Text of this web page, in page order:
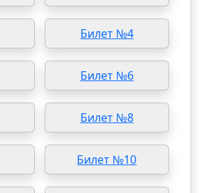
Билет №4
Билет №6
Билет №8
Билет №10